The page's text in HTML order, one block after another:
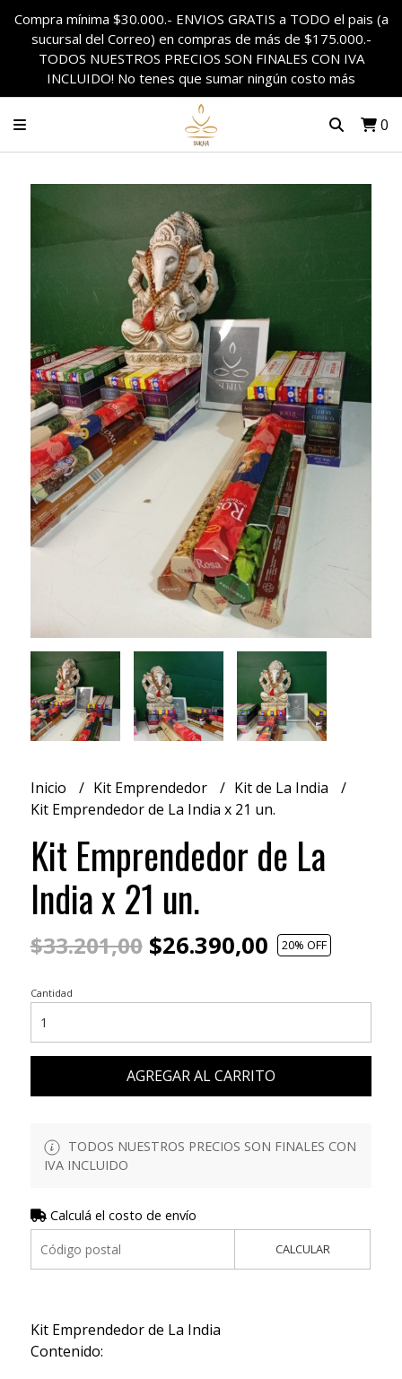
Compra mínima $30.000.- ENVIOS GRATIS a TODO el pais (a
sucursal del Correo) en compras de más de $175.000.-
TODOS NUESTROS PRECIOS SON FINALES CON IVA
INCLUIDO! No tenes que sumar ningún costo más
0
Inicio Kit Emprendedor
Kit de La India
Kit Emprendedor de La India x 21 un.
Kit Emprendedor de La
India x 21 un.
$33.201,00$26.390,00 20% OFF
Cantidad
AGREGAR AL CARRITO
TODOS NUESTROS PRECIOS SON FINALES CON
IVA INCLUIDO
Calculá el costo de envío
CALCULAR
Kit Emprendedor de La India
Contenido: